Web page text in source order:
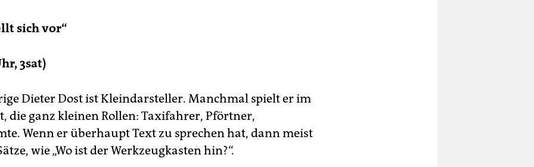
sich vor“
3sat)
Dieter Dost ist Kleindarsteller. Manchmal spielt er im
die ganz kleinen Rollen: Taxifahrer, Pförtner,
Wenn er überhaupt Text zu sprechen hat, dann meist
wie „Wo ist der Werkzeugkasten hin?“.